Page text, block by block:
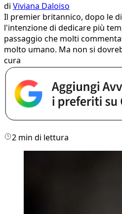
di Viviana Daloiso
Il premier britannico, dopo le
l'intenzione di dedicare più
passaggio che molti
molto umano. Ma non si
cura
2 min di lettura